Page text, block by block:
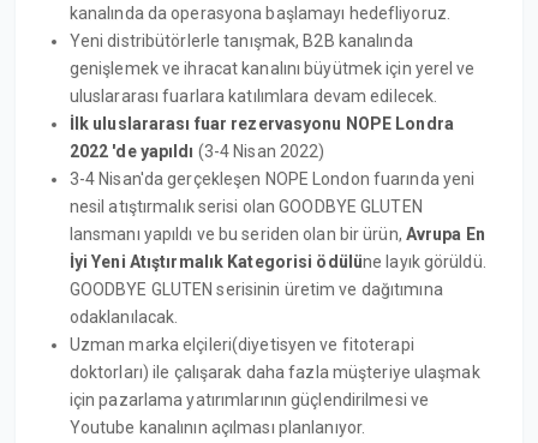
kanalında da operasyona başlamayı hedefliyoruz.
Yeni distribütörlerle tanışmak, B2B kanalında
genişlemek ve ihracat kanalını büyütmek için yerel ve
uluslararası fuarlara katılımlara devam edilecek.
İlk uluslararası fuar rezervasyonu NOPE Londra
2022 'de yapıldı (3-4 Nisan 2022)
3-4 Nisan'da gerçekleşen NOPE London fuarında yeni
nesil atıştırmalık serisi olan GOODBYE GLUTEN
lansmanı yapıldı ve bu seriden olan bir ürün, Avrupa En
İyi Yeni Atıştırmalık Kategorisi ödülüne layık görüldü.
GOODBYE GLUTEN serisinin üretim ve dağıtımına
odaklanılacak.
Uzman marka elçileri(diyetisyen ve fitoterapi
doktorları) ile çalışarak daha fazla müşteriye ulaşmak
için pazarlama yatırımlarının güçlendirilmesi ve
Youtube kanalının açılması planlanıyor.